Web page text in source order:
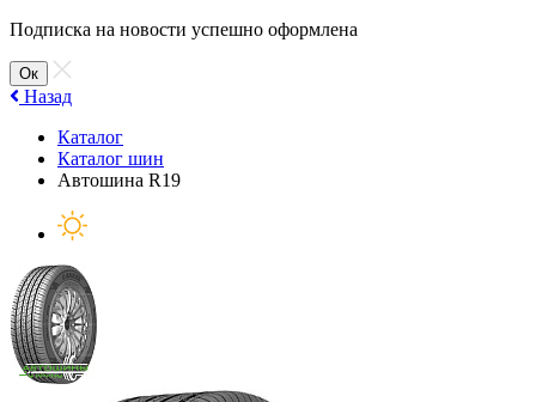
Подписка на новости успешно оформлена
Ок
Назад
Каталог
Каталог шин
Автошина R19